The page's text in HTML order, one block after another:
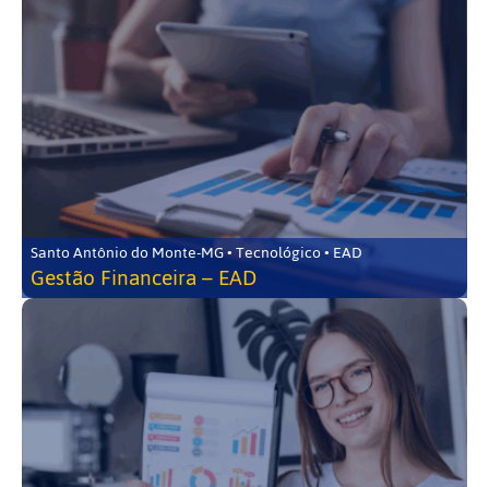
Santo Antônio do Monte-MG • Tecnológico • EAD
Gestão Financeira – EAD